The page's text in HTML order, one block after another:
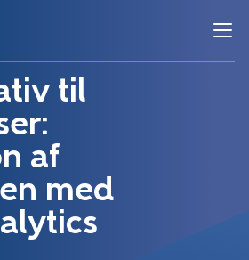
til
af
med